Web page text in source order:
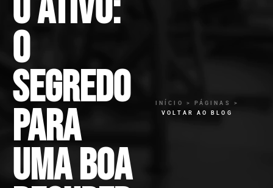
o
segredo
para
uma boa
INÍCIO > PÁGINAS >
VOLTAR AO BLOG